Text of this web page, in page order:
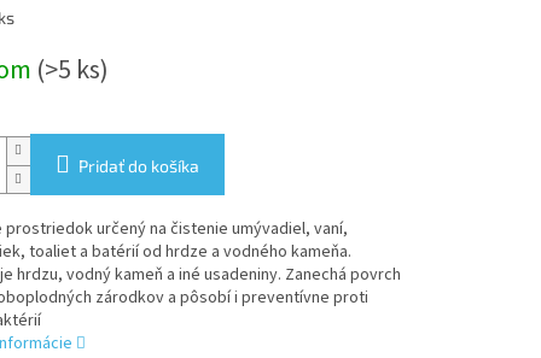
(>5 ks)
Pridať do košíka
prostriedok určený na čistenie umývadiel, vaní,
toaliet a batérií od hrdze a vodného kameňa.
hrdzu, vodný kameň a iné usadeniny. Zanechá povrch
zárodkov a pôsobí i preventívne proti